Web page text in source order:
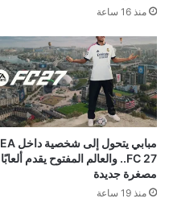
منذ 16 ساعة
مبابي يتحول إلى شخصية داخل EA
FC 27.. والعالم المفتوح يقدم ألعابًا
مصغرة جديدة
منذ 19 ساعة